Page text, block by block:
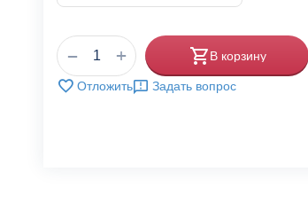
+
− В корзину
Отложить Задать вопрос